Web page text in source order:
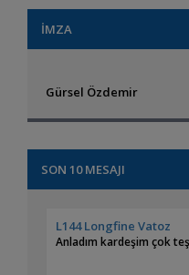
İMZA
Gürsel Özdemir
SON 10 MESAJI
L144 Longfine Vatoz
Anladım kardeşim çok